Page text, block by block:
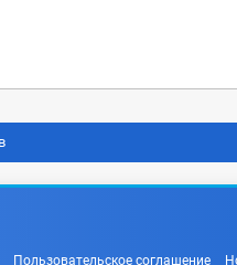
Пользовательское соглашение